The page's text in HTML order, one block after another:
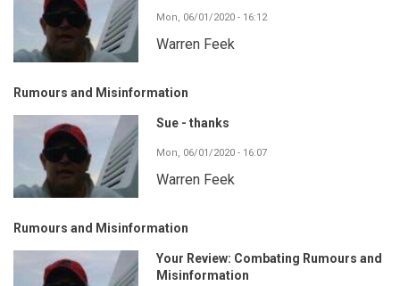
Mon, 06/01/2020 - 16:12
Warren Feek
Rumours and Misinformation
Sue - thanks
Mon, 06/01/2020 - 16:07
Warren Feek
Rumours and Misinformation
Your Review: Combating Rumours and
Misinformation